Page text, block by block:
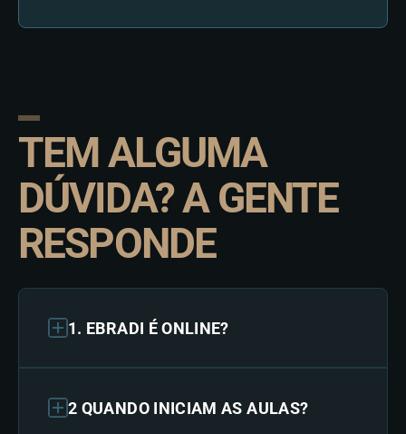
TEM ALGUMA
DÚVIDA? A GENTE
RESPONDE
1. EBRADI É ONLINE?
2 QUANDO INICIAM AS AULAS?